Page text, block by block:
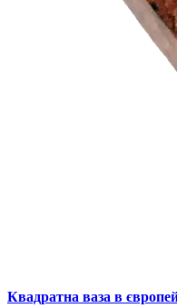
Квадратна ваза в